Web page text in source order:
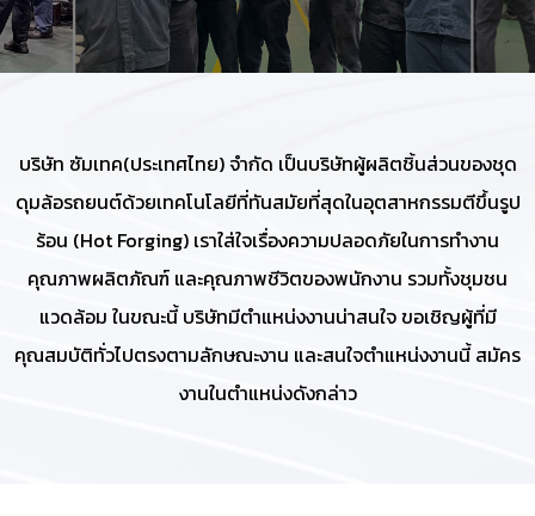
บริษัท ซัมเทค(ประเทศไทย) จำกัด เป็นบริษัทผู้ผลิตชิ้นส่วนของชุด
ดุมล้อรถยนต์ด้วยเทคโนโลยีที่ทันสมัยที่สุดในอุตสาหกรรมตีขึ้นรูป
ร้อน (Hot Forging) เราใส่ใจเรื่องความปลอดภัยในการทำงาน
คุณภาพผลิตภัณฑ์ และคุณภาพชีวิตของพนักงาน รวมทั้งชุมชน
แวดล้อม ในขณะนี้ บริษัทมีตำแหน่งงานน่าสนใจ ขอเชิญผู้ที่มี
คุณสมบัติทั่วไปตรงตามลักษณะงาน และสนใจตำแหน่งงานนี้ สมัคร
งานในตำแหน่งดังกล่าว